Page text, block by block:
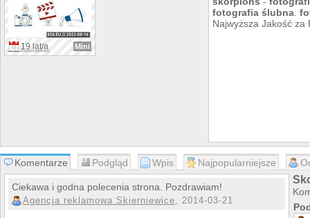
19 lat/a Mini
fotografia ślubna .
Najwyższa Jakość za
Komentarze Podgląd Wpis Najpopularniejsze
Ciekawa i godna polecenia strona. Pozdrawiam!
Agencja reklamowa Skierniewice, 2014-03-21